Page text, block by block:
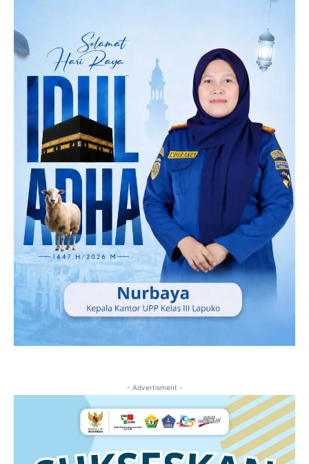
- Advertisment -